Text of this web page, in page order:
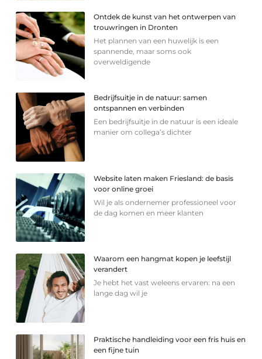
Ontdek de kunst van het ontwerpen van
trouwringen in Dronten
Het plannen van een huwelijk is een
spannende, maar soms ook
overweldigende
Bedrijfsuitje in de natuur: samen
ontspannen en verbinden
Een bedrijfsuitje in de natuur is een ideale
manier om collega’s dichter
Website laten maken Friesland: de basis
voor online groei
Wil je als ondernemer professioneel voor
de dag komen en meer klanten
Waarom een hangmat kopen je leefstijl
verandert
Je hebt het vast weleens ervaren: na een
lange dag wil je
Praktische handleiding voor een fris huis en
een fijne tuin